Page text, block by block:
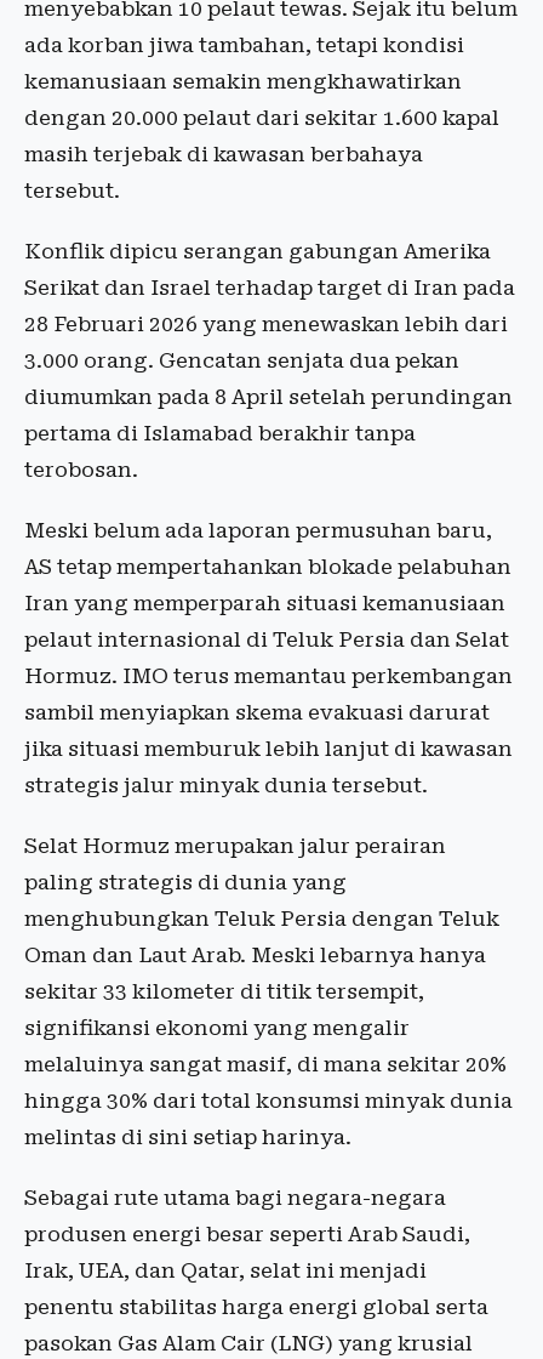
menyebabkan 10 pelaut tewas. Sejak itu belum
ada korban jiwa tambahan, tetapi kondisi
kemanusiaan semakin mengkhawatirkan
dengan 20.000 pelaut dari sekitar 1.600 kapal
masih terjebak di kawasan berbahaya
tersebut.
Konflik dipicu serangan gabungan Amerika
Serikat dan Israel terhadap target di Iran pada
28 Februari 2026 yang menewaskan lebih dari
3.000 orang. Gencatan senjata dua pekan
diumumkan pada 8 April setelah perundingan
pertama di Islamabad berakhir tanpa
terobosan.
Meski belum ada laporan permusuhan baru,
AS tetap mempertahankan blokade pelabuhan
Iran yang memperparah situasi kemanusiaan
pelaut internasional di Teluk Persia dan Selat
Hormuz. IMO terus memantau perkembangan
sambil menyiapkan skema evakuasi darurat
jika situasi memburuk lebih lanjut di kawasan
strategis jalur minyak dunia tersebut.
​Selat Hormuz merupakan jalur perairan
paling strategis di dunia yang
menghubungkan Teluk Persia dengan Teluk
Oman dan Laut Arab. Meski lebarnya hanya
sekitar 33 kilometer di titik tersempit,
signifikansi ekonomi yang mengalir
melaluinya sangat masif, di mana sekitar 20%
hingga 30% dari total konsumsi minyak dunia
melintas di sini setiap harinya.
Sebagai rute utama bagi negara-negara
produsen energi besar seperti Arab Saudi,
Irak, UEA, dan Qatar, selat ini menjadi
penentu stabilitas harga energi global serta
pasokan Gas Alam Cair (LNG) yang krusial